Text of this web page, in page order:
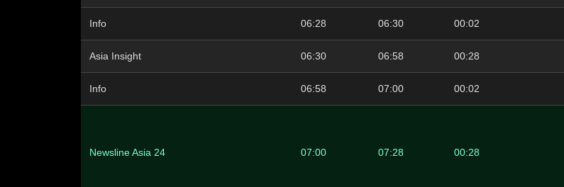
Info 06:28 06:30 00:02
Asia Insight 06:30 06:58 00:28
Info 06:58 07:00 00:02
Newsline Asia 24 07:00 07:28 00:28